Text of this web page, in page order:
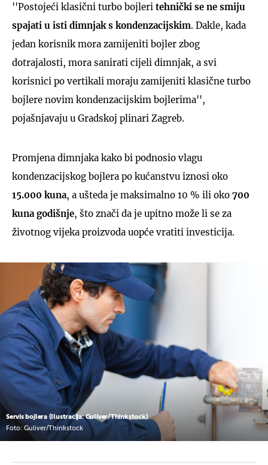
''Postojeći klasični turbo bojleri tehnički se ne smiju
spajati u isti dimnjak s kondenzacijskim. Dakle, kada
jedan korisnik mora zamijeniti bojler zbog
dotrajalosti, mora sanirati cijeli dimnjak, a svi
korisnici po vertikali moraju zamijeniti klasične turbo
bojlere novim kondenzacijskim bojlerima'',
pojašnjavaju u Gradskoj plinari Zagreb.
Promjena dimnjaka kako bi podnosio vlagu
kondenzacijskog bojlera po kućanstvu iznosi oko
15.000 kuna, a ušteda je maksimalno 10 % ili oko 700
kuna godišnje, što znači da je upitno može li se za
životnog vijeka proizvoda uopće vratiti investicija.
Servis bojlera (Ilustracija: Guliver/Thinkstock)
Foto: Guliver/Thinkstock